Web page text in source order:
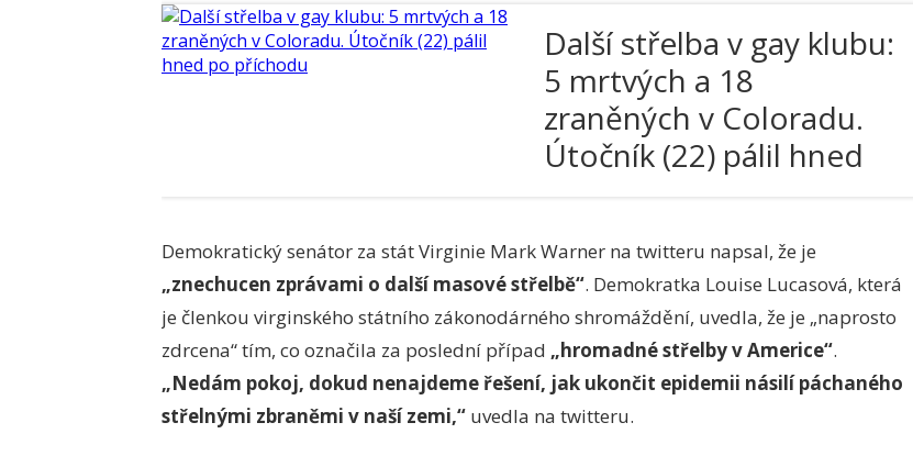
Další střelba v gay klubu:
5 mrtvých a 18
zraněných v Coloradu.
Útočník (22) pálil hned
Demokratický senátor za stát Virginie Mark Warner na twitteru napsal, že je
„znechucen zprávami o další masové střelbě“. Demokratka Louise Lucasová, která
je členkou virginského státního zákonodárného shromáždění, uvedla, že je „naprosto
zdrcena“ tím, co označila za poslední případ „hromadné střelby v Americe“.
„Nedám pokoj, dokud nenajdeme řešení, jak ukončit epidemii násilí páchaného
střelnými zbraněmi v naší zemi,“ uvedla na twitteru.